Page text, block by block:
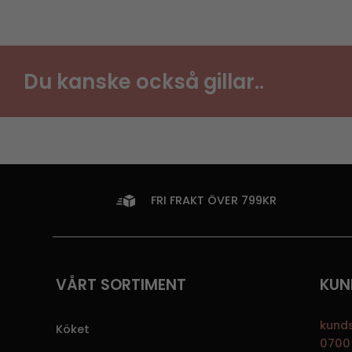
Du kanske också gillar..
FRI FRAKT ÖVER 799KR
VÅRT SORTIMENT
Köket
0700